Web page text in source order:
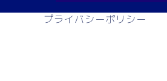
プライバシーポリシー